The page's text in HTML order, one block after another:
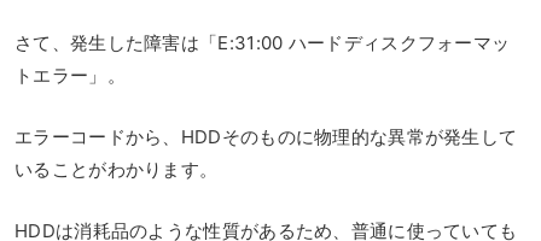
さて、発生した障害は「E:31:00 ハードディスクフォーマッ
トエラー」。
エラーコードから、HDDそのものに物理的な異常が発生して
いることがわかります。
HDDは消耗品のような性質があるため、普通に使っていても